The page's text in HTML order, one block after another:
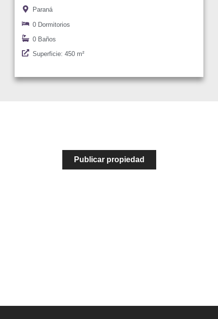
Paraná
0 Dormitorios
0 Baños
Superficie: 450 m²
Publicar propiedad